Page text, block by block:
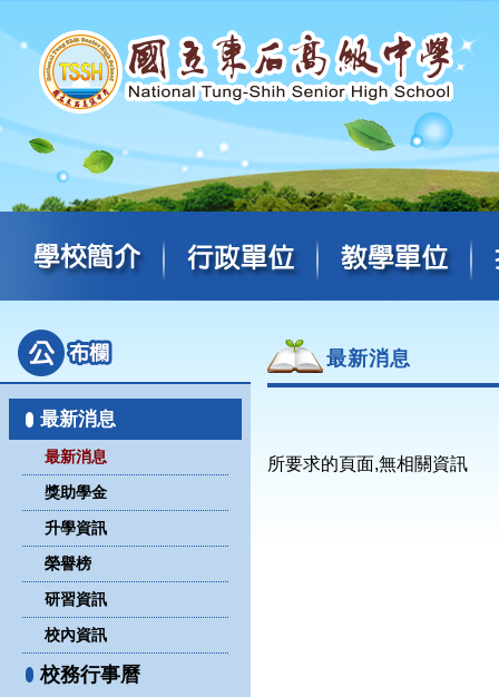
最新消息
最新消息
獎助學金
升學資訊
榮譽榜
研習資訊
校內資訊
校務行事曆
最新消息
所要求的頁面,無相關資訊